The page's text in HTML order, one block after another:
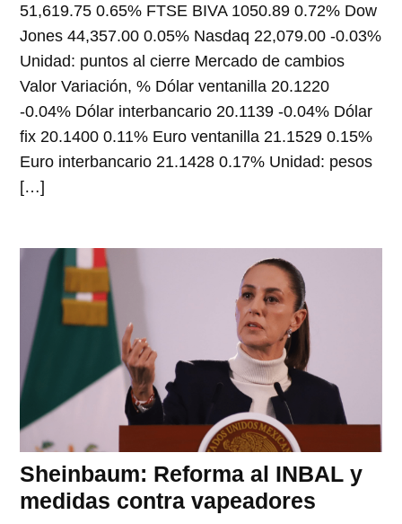
51,619.75 0.65% FTSE BIVA 1050.89 0.72% Dow
Jones 44,357.00 0.05% Nasdaq 22,079.00 -0.03%
Unidad: puntos al cierre Mercado de cambios
Valor Variación, % Dólar ventanilla 20.1220
-0.04% Dólar interbancario 20.1139 -0.04% Dólar
fix 20.1400 0.11% Euro ventanilla 21.1529 0.15%
Euro interbancario 21.1428 0.17% Unidad: pesos
[…]
Sheinbaum: Reforma al INBAL y
medidas contra vapeadores